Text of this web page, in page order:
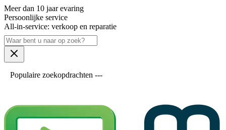
Meer dan 10 jaar evaring
Persoonlijke service
All-in-service: verkoop en reparatie
Populaire zoekopdrachten ---